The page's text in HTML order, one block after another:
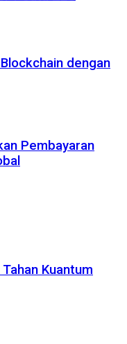
dengan
Pembayaran
Kuantum